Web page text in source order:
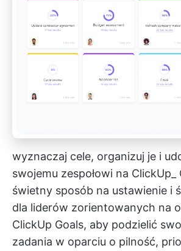
wyznaczaj cele, organizuj je i
swojemu zespołowi na ClickUp_
świetny sposób na ustawienie i
dla liderów zorientowanych na
ClickUp Goals, aby podzielić
zadania w oparciu o pilność,